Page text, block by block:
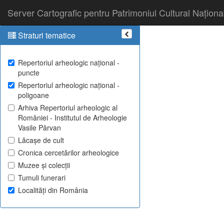
Server Cartografic pentru Patrimoniul Cultural
Straturi tematice
Repertoriul arheologic național -
puncte
Repertoriul arheologic național -
poligoane
Arhiva Repertoriul arheologic al
României - Institutul de Arheologie
Vasile Pârvan
Lăcașe de cult
Cronica cercetărilor arheologice
Muzee și colecții
Tumuli funerari
Localități din România